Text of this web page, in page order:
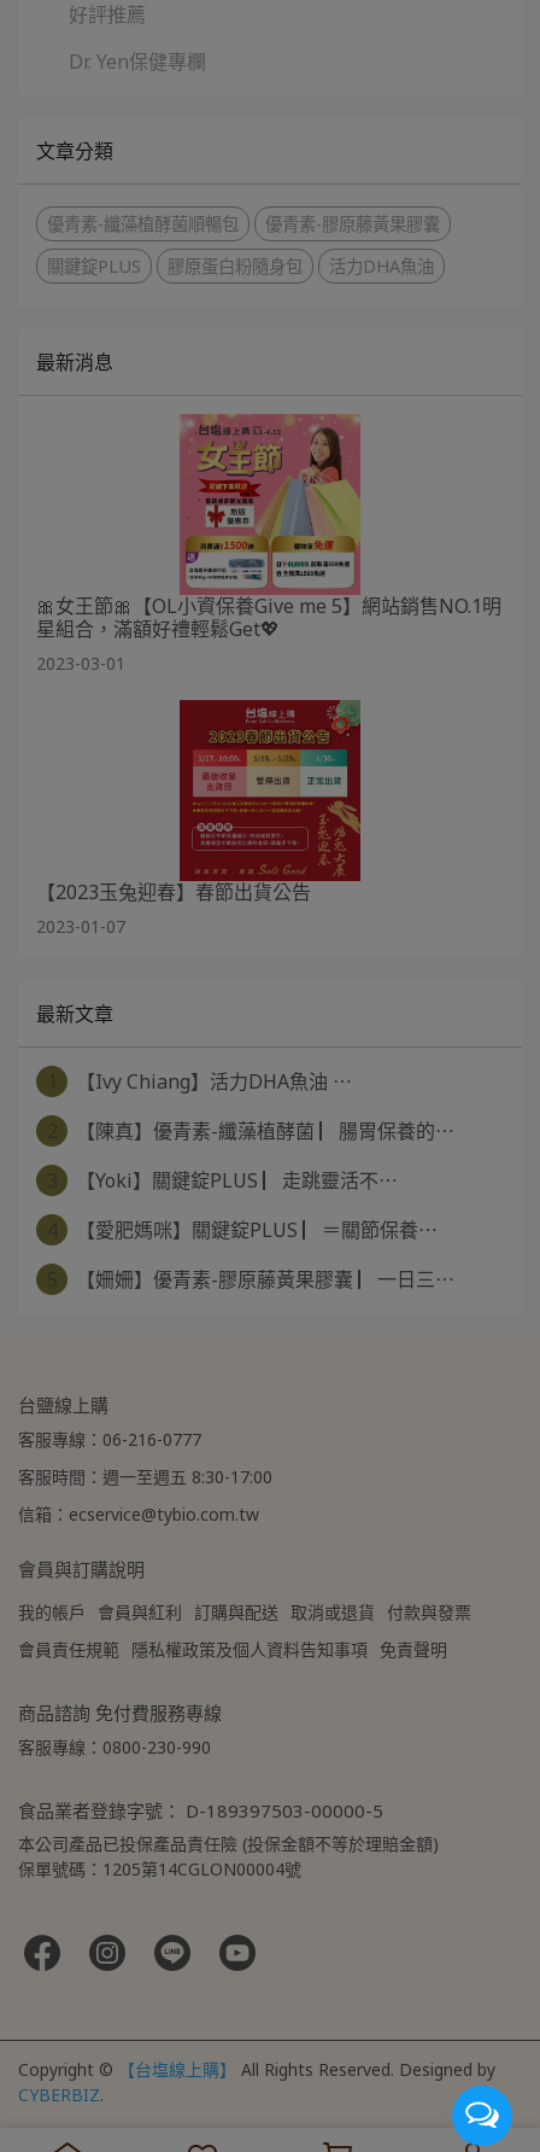
好評推薦
Dr. Yen保健專欄
文章分類
優青素-纖藻植酵菌順暢包
優青素-膠原藤黃果膠囊
關鍵錠PLUS
膠原蛋白粉隨身包 活力DHA魚油
最新消息
🎀女王節🎀【OL小資保養Give me 5】網站銷售NO.1明
星組合，滿額好禮輕鬆Get💖
2023-03-01
【2023玉兔迎春】春節出貨公告
2023-01-07
最新文章
【Ivy Chiang】活力DHA魚油 ⋯
【陳真】優青素-纖藻植酵菌 ▏腸胃保養的⋯
【Yoki】關鍵錠PLUS ▏走跳靈活不⋯
【愛肥媽咪】關鍵錠PLUS ▏＝關節保養⋯
【姍姍】優青素-膠原藤黃果膠囊 ▏一日三⋯
台鹽線上購
客服專線：06-216-0777
客服時間：週一至週五 8:30-17:00
信箱：ecservice@tybio.com.tw
會員與訂購說明
我的帳戶 會員與紅利 訂購與配送 取消或退貨
付款與發票
會員責任規範 隱私權政策及個人資料告知事項 免責聲明
商品諮詢 免付費服務專線
客服專線：0800-230-990
食品業者登錄字號： D-189397503-00000-5
本公司產品已投保產品責任險 (投保金額不等於理賠金額)
保單號碼：1205第14CGLON00004號
Copyright © 【台塩線上購】 All Rights Reserved. Designed by
CYBERBIZ.